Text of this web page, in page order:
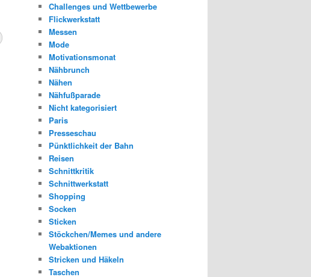
Challenges und Wettbewerbe
Flickwerkstatt
Messen
Mode
Motivationsmonat
Nähbrunch
Nähen
Nähfußparade
Nicht kategorisiert
Paris
Presseschau
Pünktlichkeit der Bahn
Reisen
Schnittkritik
Schnittwerkstatt
Shopping
Socken
Sticken
Stöckchen/Memes und andere
Webaktionen
Stricken und Häkeln
Taschen